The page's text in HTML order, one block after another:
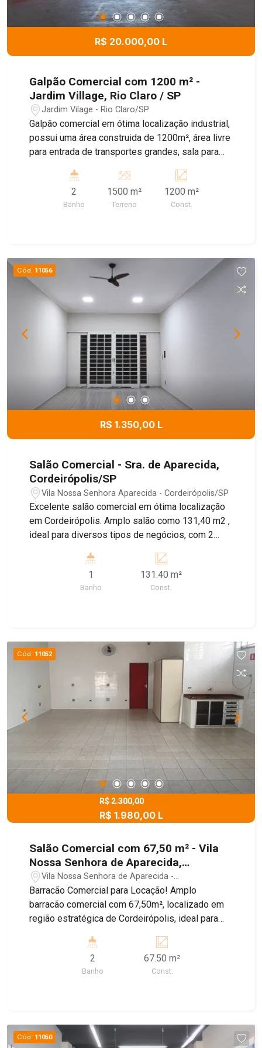
R$ 20.000,00 L
Galpão Comercial com 1200 m² -
Jardim Village, Rio Claro / SP
Jardim Vilage - Rio Claro/SP
Galpão comercial em ótima localização industrial,
possui uma área construida de 1200m², área livre
para entrada de transportes grandes, sala para
possui 3 salas, cozinha e wc social. Imóvel
possui uma caixa d´agua (armazena água da
chuva) de 109 mil litros. O imóvel está pendente
2
Banho
1500 m²
Terreno
1200 m²
Const.
Cód. 11056
R$ 1.350,00 L
Salão Comercial - Sra. de Aparecida,
Cordeirópolis/SP
Vila Nossa Senhora Aparecida - Cordeirópolis/SP
Excelente salão comercial em ótima localização
em Cordeirópolis. Amplo salão como 131,40 m2 ,
ideal para diversos tipos de negócios, com 2
ponto super bem localizado. Entre em contato
com nossos corretores.
1
Banho
131.40 m²
Const.
Cód. 11052
R$ 2.300,00
R$ 1.980,00 L
Salão Comercial com 67,50 m² - Vila
Nossa Senhora de Aparecida,
Cordeirópolis/SP
Vila Nossa Senhora de Aparecida -
Cordeirópolis/SP
Barracão Comercial para Locação! Amplo
barracão comercial com 67,50m², localizado em
região estratégica de Cordeirópolis, ideal para
dois banheiros e espaço interno versátil, perfeito
para adaptação conforme a necessidade da sua
2
Banho
67.50 m²
Const.
Cód. 11050